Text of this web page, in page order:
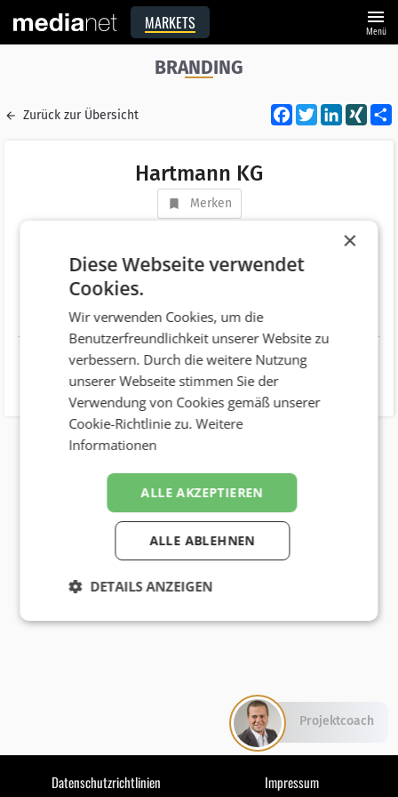
MARKETS menu
Menü
BRANDING
Zurück zur Übersicht Facebook
Twitter XING
Hartmann KG
Merken
AT 1160 Wien
Telefonnummer +43 (699) 13562972
Website http://www.gregorhartmann.at/
Datenschutzrichtlinien Impressum
×
Diese Webseite verwendet
Cookies.
Wir verwenden Cookies, um die
Benutzerfreundlichkeit unserer Website zu
verbessern. Durch die weitere Nutzung
unserer Webseite stimmen Sie der
Verwendung von Cookies gemäß unserer
Cookie-Richtlinie zu.Weitere
Informationen
ALLE AKZEPTIEREN
ALLE ABLEHNEN
DETAILS ANZEIGEN
Projektcoach